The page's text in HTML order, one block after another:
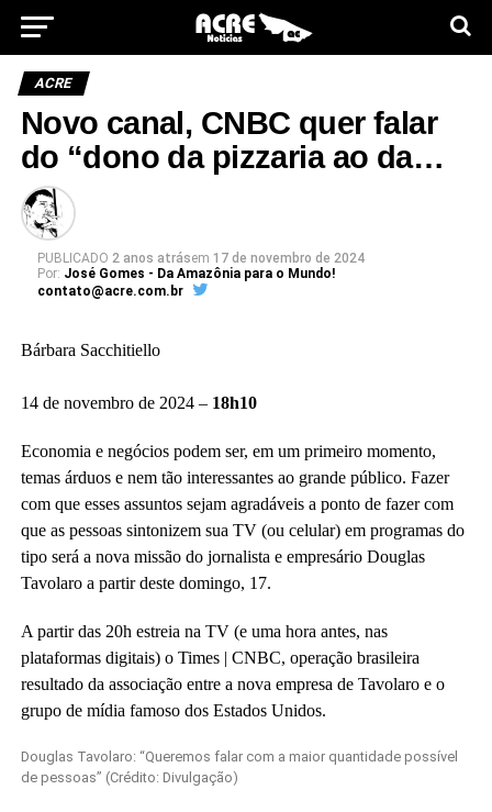
ACRE
Novo canal, CNBC quer falar
do “dono da pizzaria ao da…
PUBLICADO 2 anos atrásem 17 de novembro de 2024
Por: José Gomes - Da Amazônia para o Mundo!
contato@acre.com.br
Bárbara Sacchitiello
14 de novembro de 2024 – 18h10
Economia e negócios podem ser, em um primeiro momento,
temas árduos e nem tão interessantes ao grande público. Fazer
com que esses assuntos sejam agradáveis a ponto de fazer com
que as pessoas sintonizem sua TV (ou celular) em programas do
tipo será a nova missão do jornalista e empresário Douglas
Tavolaro a partir deste domingo, 17.
A partir das 20h estreia na TV (e uma hora antes, nas
plataformas digitais) o Times | CNBC, operação brasileira
resultado da associação entre a nova empresa de Tavolaro e o
grupo de mídia famoso dos Estados Unidos.
Douglas Tavolaro: “Queremos falar com a maior quantidade possível
de pessoas” (Crédito: Divulgação)